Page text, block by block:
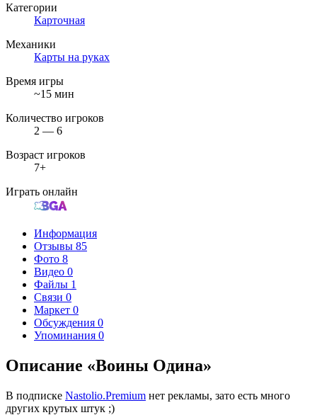
Категории
Карточная
Механики
Карты на руках
Время игры
~15 мин
Количество игроков
2 — 6
Возраст игроков
7+
Играть онлайн
Информация
Отзывы 85
Фото 8
Видео 0
Файлы 1
Связи 0
Маркет 0
Обсуждения 0
Упоминания 0
Описание «Воины Одина»
В подписке Nastolio.Premium нет рекламы, зато есть много
других крутых штук ;)